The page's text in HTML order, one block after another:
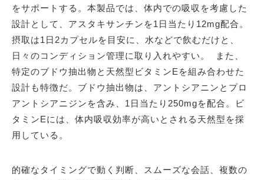
をサポートする。本製品では、体内での吸収を考慮した
設計として、アスタキサンチンを1日当たり12mg配合。
摂取は1日2カプセルを目安に、水などで飲むだけと、
日々のコンディション管理に取り入れやすい。 また、
特定のブドウ抽出物と天然型ビタミンEを組み合わせた
設計も特徴だ。ブドウ抽出物は、アントシアニンとプロ
アントシアニジンを含み、1日当たり250mgを配合。ビ
タミンEには、体内吸収効率が高いとされる天然型を採
用している。
的確なタイミングで動く判断、スムーズな会話、複数の